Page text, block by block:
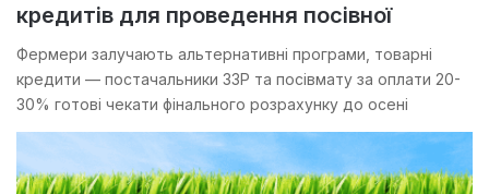
кредитів для проведення посівної
Фермери залучають альтернативні програми, товарні
кредити — постачальники ЗЗР та посівмату за оплати 20-
30% готові чекати фінального розрахунку до осені